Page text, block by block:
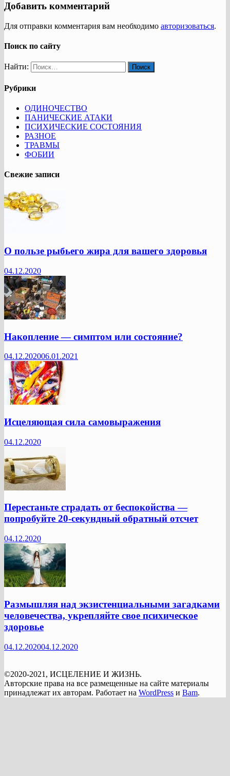
Добавить комментарий
Для отправки комментария вам необходимо авторизоваться.
Поиск по сайту
Найти:
Рубрики
ОДИНОЧЕСТВО
ПАНИЧЕСКИЕ АТАКИ
ПСИХИЧЕСКИЕ СОСТОЯНИЯ
РАЗНОЕ
ТРАВМЫ
ФОБИИ
Свежие записи
О пользе рыбьего жира для вашего здоровья
04.12.2020
Накопление — симптом или состояние?
04.12.202006.01.2021
Исцеляющая сила самовыражения
04.12.2020
Перестаньте страдать от беспокойства —
попробуйте 20-секундный обратный отсчет
04.12.2020
Размышляя над экзистенциальными загадками
человечества, укрепляйте свое психическое
здоровье
04.12.202004.12.2020
©2020-2021, ИСЦЕЛЕНИЕ И ЖИЗНЬ.
Авторские права на все размещенные на сайте материалы
принадлежат их авторам. Работает на WordPress и Bam.